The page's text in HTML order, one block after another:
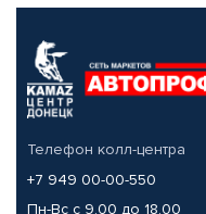
Телефон колл-центра
+7 949 00-00-550
Пн-Вс с 9.00 до 18.00